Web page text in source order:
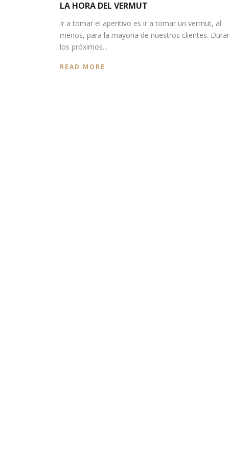
LA HORA DEL VERMUT
Ir a tomar el aperitivo es ir a tomar un vermut, al
menos, para la mayoria de nuestros clientes.
los próximos...
READ MORE